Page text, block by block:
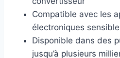
Compatible avec les
électroniques
Disponible dans des
jusqu’à plusieurs